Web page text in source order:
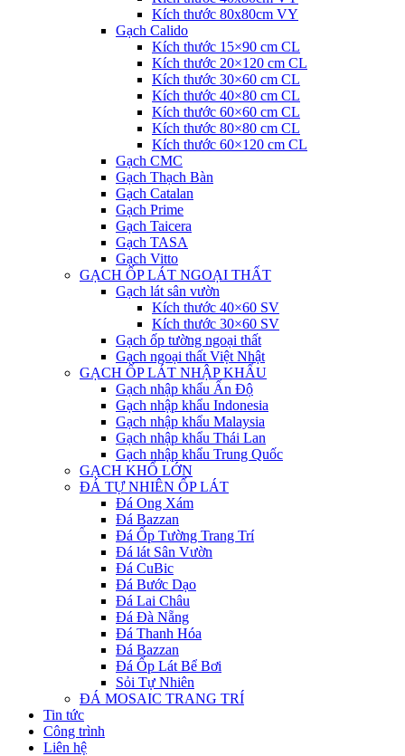
Kích thước 80x80cm VY
Gạch Calido
Kích thước 15×90 cm CL
Kích thước 20×120 cm CL
Kích thước 30×60 cm CL
Kích thước 40×80 cm CL
Kích thước 60×60 cm CL
Kích thước 80×80 cm CL
Kích thước 60×120 cm CL
Gạch CMC
Gạch Thạch Bàn
Gạch Catalan
Gạch Prime
Gạch Taicera
Gạch TASA
Gạch Vitto
GẠCH ỐP LÁT NGOẠI THẤT
Gạch lát sân vườn
Kích thước 40×60 SV
Kích thước 30×60 SV
Gạch ốp tường ngoại thất
Gạch ngoại thất Việt Nhật
GẠCH ỐP LÁT NHẬP KHẨU
Gạch nhập khẩu Ấn Độ
Gạch nhập khẩu Indonesia
Gạch nhập khẩu Malaysia
Gạch nhập khẩu Thái Lan
Gạch nhập khẩu Trung Quốc
GẠCH KHỔ LỚN
ĐÁ TỰ NHIÊN ỐP LÁT
Đá Ong Xám
Đá Bazzan
Đá Ốp Tường Trang Trí
Đá lát Sân Vườn
Đá CuBic
Đá Bước Dạo
Đá Lai Châu
Đá Đà Nẵng
Đá Thanh Hóa
Đá Bazzan
Đá Ốp Lát Bể Bơi
Sỏi Tự Nhiên
ĐÁ MOSAIC TRANG TRÍ
Tin tức
Công trình
Liên hệ